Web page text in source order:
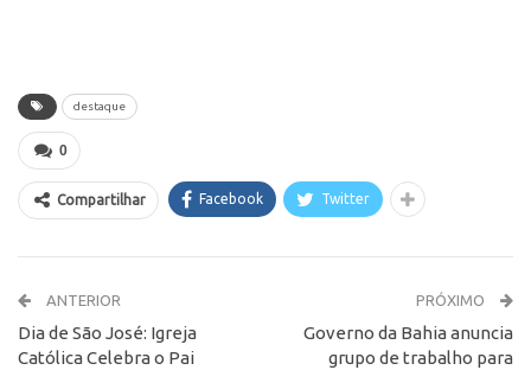
destaque
0
Compartilhar Facebook Twitter
ANTERIOR
Dia de São José: Igreja
Católica Celebra o Pai
PRÓXIMO
Governo da Bahia anuncia
grupo de trabalho para